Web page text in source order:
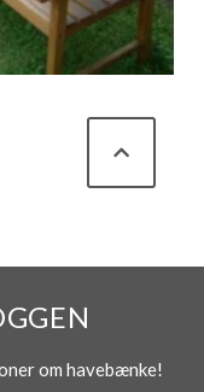
om havebænke!